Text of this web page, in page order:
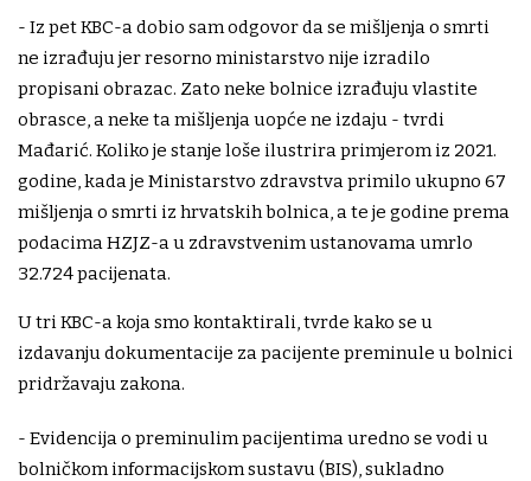
- Iz pet KBC-a dobio sam odgovor da se mišljenja o smrti
ne izrađuju jer resorno ministarstvo nije izradilo
propisani obrazac. Zato neke bolnice izrađuju vlastite
obrasce, a neke ta mišljenja uopće ne izdaju - tvrdi
Mađarić. Koliko je stanje loše ilustrira primjerom iz 2021.
godine, kada je Ministarstvo zdravstva primilo ukupno 67
mišljenja o smrti iz hrvatskih bolnica, a te je godine prema
podacima HZJZ-a u zdravstvenim ustanovama umrlo
32.724 pacijenata.
U tri KBC-a koja smo kontaktirali, tvrde kako se u
izdavanju dokumentacije za pacijente preminule u bolnici
pridržavaju zakona.
- Evidencija o preminulim pacijentima uredno se vodi u
bolničkom informacijskom sustavu (BIS), sukladno